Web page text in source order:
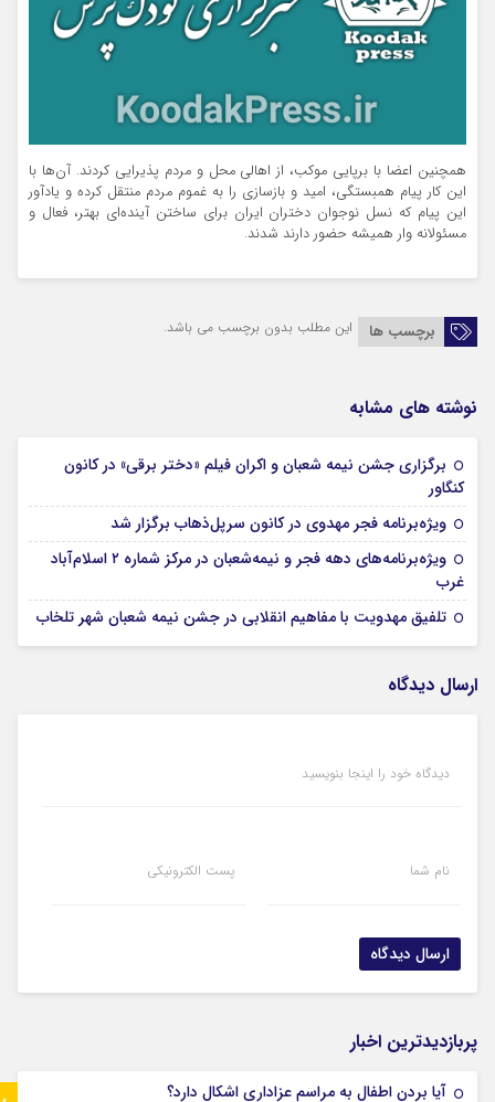
همچنین اعضا با برپایی موکب، از اهالی محل و مردم پذیرایی کردند. آن‌ها با
این کار پیام همبستگی، امید و بازسازی را به غموم مردم منتقل کرده و یادآور
این پیام که نسل نوجوان دختران ایران برای ساختن آینده‌ای بهتر، فعال و
مسئولانه وار همیشه حضور دارند شدند.
برچسب ها این مطلب بدون برچسب می باشد.
نوشته های مشابه
برگزاری جشن نیمه شعبان و اکران فیلم «دختر برقی» در کانون
کنگاور
ویژه‌برنامه‌ فجر مهدوی در کانون سرپل‌ذهاب برگزار شد
ویژه‌برنامه‌های دهه فجر و نیمه‌شعبان در مرکز شماره ۲ اسلام‌آباد
غرب
تلفیق مهدویت با مفاهیم انقلابی در جشن نیمه شعبان شهر تلخاب
ارسال دیدگاه
دیدگاه خود را اینجا بنویسید
نام شما پست الکترونیکی
پربازدیدترین اخبار
آیا بردن اطفال به مراسم عزادارى اشکال دارد؟